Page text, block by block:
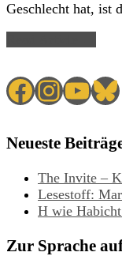
Geschlecht hat, ist
Facebook
Neueste
The Invite –
Lesestoff:
H wie
Zur Sprache